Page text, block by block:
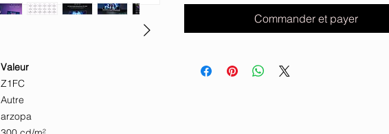
Valeur
Z1FC
Autre
arzopa
Commander et payer